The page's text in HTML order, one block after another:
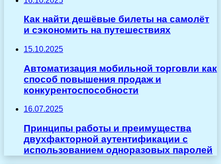
Как найти дешёвые билеты на самолёт
и сэкономить на путешествиях
15.10.2025
Автоматизация мобильной торговли как
способ повышения продаж и
конкурентоспособности
16.07.2025
Принципы работы и преимущества
двухфакторной аутентификации с
использованием одноразовых паролей